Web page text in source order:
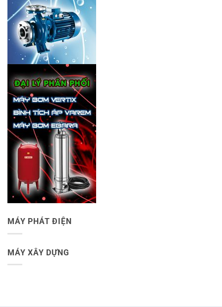
MÁY PHÁT ĐIỆN
MÁY XÂY DỰNG